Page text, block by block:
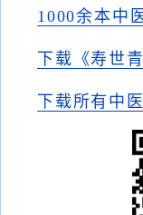
1000余本中
下载《寿世
下载所有中